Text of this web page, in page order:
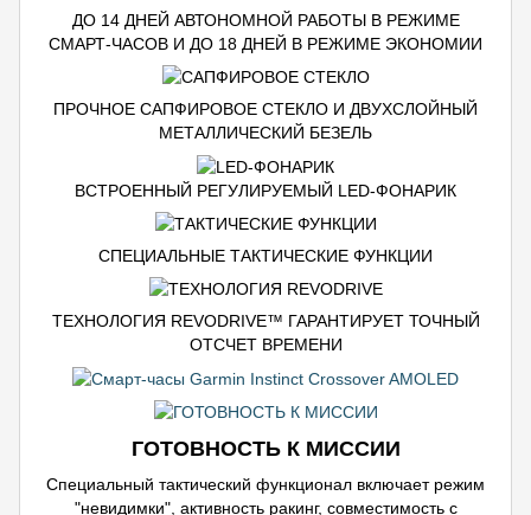
ДО 14 ДНЕЙ АВТОНОМНОЙ РАБОТЫ В РЕЖИМЕ
СМАРТ-ЧАСОВ И ДО 18 ДНЕЙ В РЕЖИМЕ ЭКОНОМИИ
ПРОЧНОЕ САПФИРОВОЕ СТЕКЛО И ДВУХСЛОЙНЫЙ
МЕТАЛЛИЧЕСКИЙ БЕЗЕЛЬ
ВСТРОЕННЫЙ РЕГУЛИРУЕМЫЙ LED-ФОНАРИК
СПЕЦИАЛЬНЫЕ ТАКТИЧЕСКИЕ ФУНКЦИИ
ТЕХНОЛОГИЯ REVODRIVE™ ГАРАНТИРУЕТ ТОЧНЫЙ
ОТСЧЕТ ВРЕМЕНИ
ГОТОВНОСТЬ К МИССИИ
Специальный тактический функционал включает режим
"невидимки", активность ракинг, совместимость с